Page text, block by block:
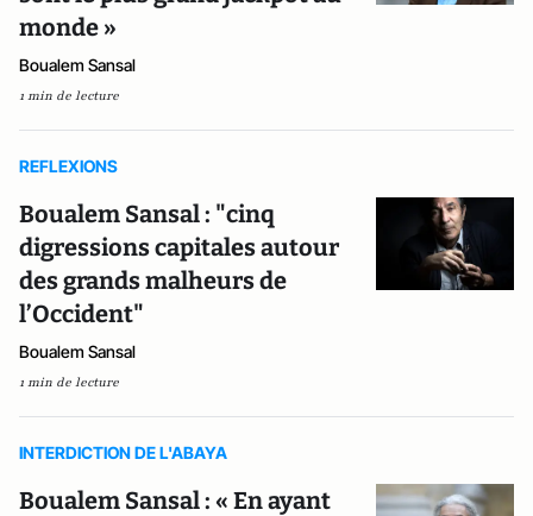
monde »
Boualem Sansal
1 min de lecture
REFLEXIONS
Boualem Sansal : "cinq
digressions capitales autour
des grands malheurs de
l’Occident"
Boualem Sansal
1 min de lecture
INTERDICTION DE L'ABAYA
Boualem Sansal : « En ayant